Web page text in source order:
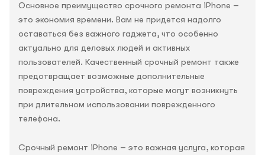
Основное преимущество срочного ремонта iPhone –
это экономия времени. Вам не придется надолго
оставаться без важного гаджета, что особенно
актуально для деловых людей и активных
пользователей. Качественный срочный ремонт также
предотвращает возможные дополнительные
повреждения устройства, которые могут возникнуть
при длительном использовании поврежденного
телефона.
Срочный ремонт iPhone – это важная услуга, которая